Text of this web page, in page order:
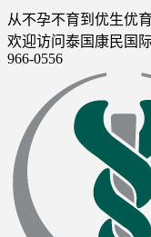
从不孕不育到优生优育
欢迎访问泰国康民国
966-0556